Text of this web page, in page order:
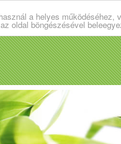
a helyes
oldal böngészésével